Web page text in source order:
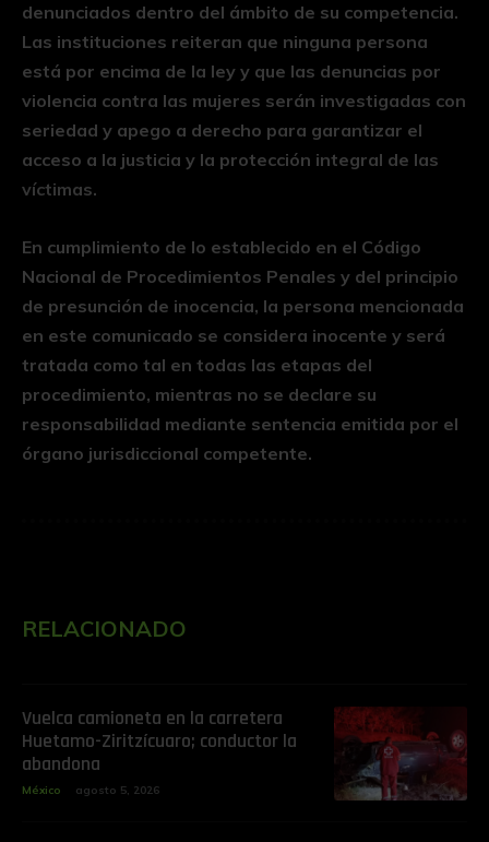
denunciados dentro del ámbito de su competencia.
Las instituciones reiteran que ninguna persona
está por encima de la ley y que las denuncias por
violencia contra las mujeres serán investigadas con
seriedad y apego a derecho para garantizar el
acceso a la justicia y la protección integral de las
víctimas.
En cumplimiento de lo establecido en el Código
Nacional de Procedimientos Penales y del principio
de presunción de inocencia, la persona mencionada
en este comunicado se considera inocente y será
tratada como tal en todas las etapas del
procedimiento, mientras no se declare su
responsabilidad mediante sentencia emitida por el
órgano jurisdiccional competente.
RELACIONADO
Vuelca camioneta en la carretera
Huetamo-Ziritzícuaro; conductor la
abandona
México agosto 5, 2026